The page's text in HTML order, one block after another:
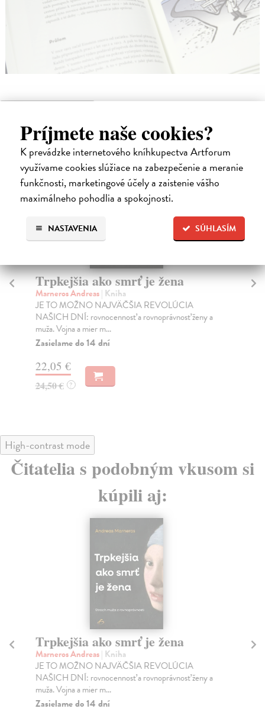
Príjmete naše cookies?
K prevádzke internetového kníhkupectva Artforum
využívame cookies slúžiace na zabezpečenie a meranie
funkčnosti, marketingové účely a zaistenie vášho
maximálneho pohodlia a spokojnosti.
SÚHLASÍM
NASTAVENIA
Podobné tituly
Trpkejšia ako smrť je žena
Marneros Andreas| Kniha
JE TO MOŽNO NAJVÄČŠIA REVOLÚCIA
NAŠICH DNÍ: rovnocennosť a rovnoprávnosť ženy a
muža. Vojna a mier m...
Zasielame do 14 dní
22,05 €
24,50 € ?
High-contrast mode
Čitatelia s podobným vkusom si
kúpili aj:
Trpkejšia ako smrť je žena
Marneros Andreas| Kniha
JE TO MOŽNO NAJVÄČŠIA REVOLÚCIA
NAŠICH DNÍ: rovnocennosť a rovnoprávnosť ženy a
muža. Vojna a mier m...
Zasielame do 14 dní